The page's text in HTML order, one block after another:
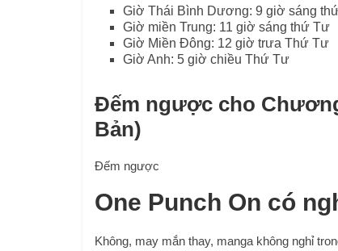
Giờ Thái Bình Dương: 9 giờ sáng
Giờ miền Trung: 11 giờ sáng thứ Tư
Giờ Miền Đông: 12 giờ trưa Thứ Tư
Giờ Anh: 5 giờ chiều Thứ Tư
Đếm ngược cho
Bản)
Đếm ngược
One Punch On có
Không, may mắn thay, manga không nghỉ